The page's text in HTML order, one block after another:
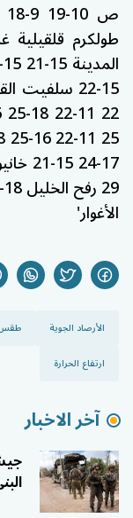
الأرصاد الجوية
ارتفاع الحرارة
آخر الاخبار